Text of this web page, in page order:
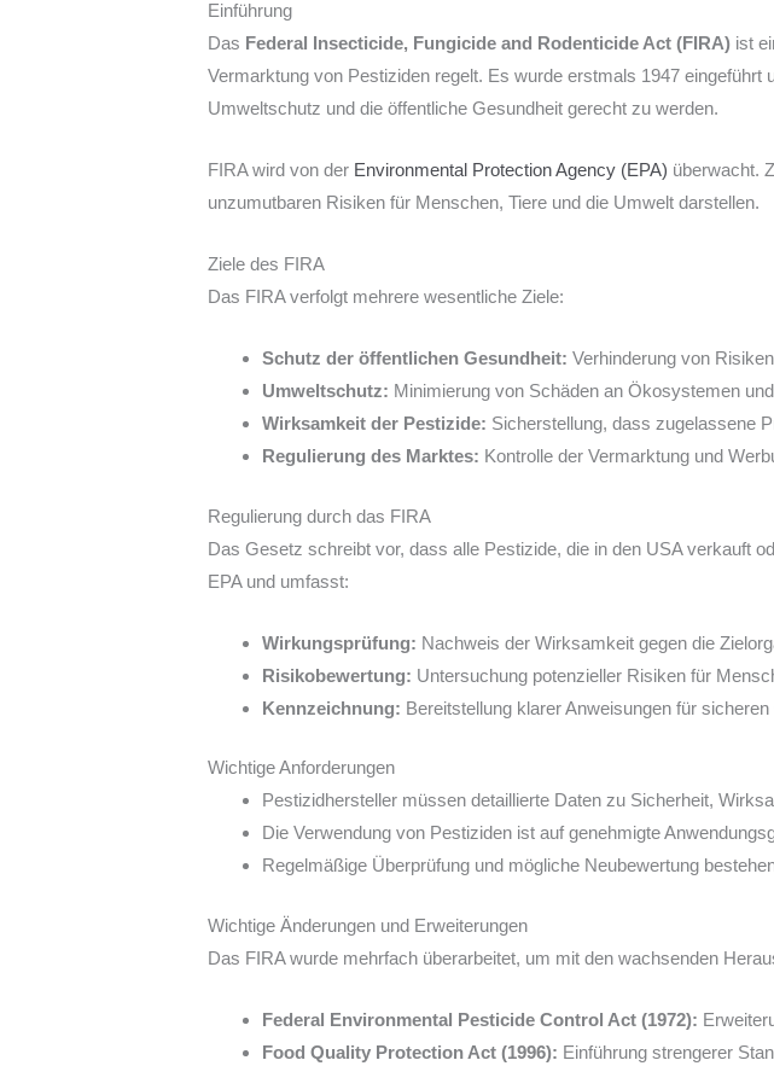
Einführung
Das Federal Insecticide, Fungicide and Rodenticide Act (FIRA) ist
Vermarktung von Pestiziden regelt. Es wurde erstmals 1947
Umweltschutz und die öffentliche Gesundheit gerecht zu werden.
FIRA wird von der Environmental Protection Agency (EPA) überwacht.
unzumutbaren Risiken für Menschen, Tiere und die Umwelt darstellen.
Ziele des FIRA
Das FIRA verfolgt mehrere wesentliche Ziele:
Schutz der öffentlichen Gesundheit: Verhinderung von
Umweltschutz: Minimierung von Schäden an Ökosystemen
Wirksamkeit der Pestizide: Sicherstellung, dass zugelassene
Regulierung des Marktes: Kontrolle der Vermarktung und
Regulierung durch das FIRA
Das Gesetz schreibt vor, dass alle Pestizide, die in den USA verkauft
EPA und umfasst:
Wirkungsprüfung: Nachweis der Wirksamkeit gegen die
Risikobewertung: Untersuchung potenzieller Risiken für
Kennzeichnung: Bereitstellung klarer Anweisungen für
Wichtige Anforderungen
Pestizidhersteller müssen detaillierte Daten zu Sicherheit,
Die Verwendung von Pestiziden ist auf genehmigte
Regelmäßige Überprüfung und mögliche Neubewertung
Wichtige Änderungen und Erweiterungen
Das FIRA wurde mehrfach überarbeitet, um mit den wachsenden
Federal Environmental Pesticide Control Act (1972):
Food Quality Protection Act (1996): Einführung strengerer